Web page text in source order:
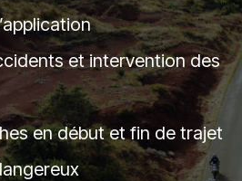
et intervention des
en début et fin de trajet